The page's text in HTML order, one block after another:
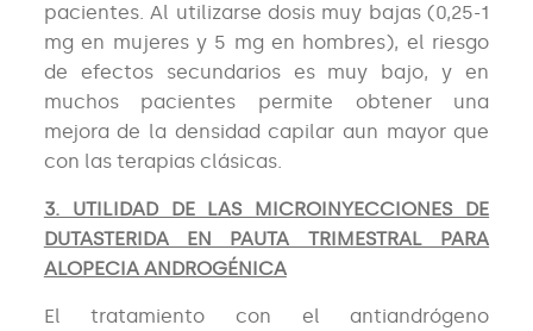
pacientes. Al utilizarse dosis muy bajas (0,25-1
mg en mujeres y 5 mg en hombres), el riesgo
de efectos secundarios es muy bajo, y en
muchos pacientes permite obtener una
mejora de la densidad capilar aun mayor que
con las terapias clásicas.
3. UTILIDAD DE LAS MICROINYECCIONES DE
DUTASTERIDA EN PAUTA TRIMESTRAL PARA
ALOPECIA ANDROGÉNICA
El tratamiento con el antiandrógeno